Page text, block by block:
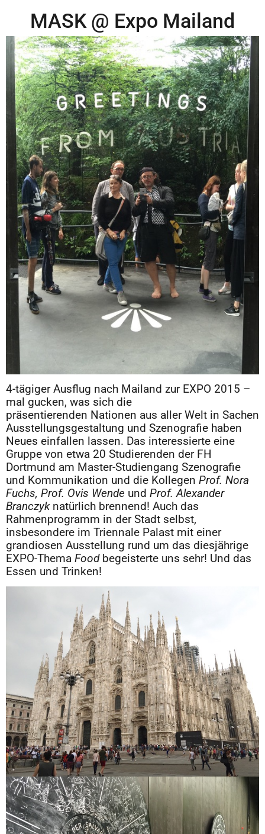
MASK @ Expo Mailand
4-tägiger Ausflug nach Mailand zur EXPO 2015 –
mal gucken, was sich die
präsentierenden Nationen aus aller Welt in Sachen
Ausstellungsgestaltung und Szenografie haben
Neues einfallen lassen. Das interessierte eine
Gruppe von etwa 20 Studierenden der FH
Dortmund am Master-Studiengang Szenografie
und Kommunikation und die Kollegen Prof. Nora
Fuchs, Prof. Ovis Wende und Prof. Alexander
Branczyknatürlich brennend! Auch das
Rahmenprogramm in der Stadt selbst,
insbesondere im Triennale Palast mit einer
grandiosen Ausstellung rund um das diesjährige
EXPO-Thema Foodbegeisterte uns sehr! Und das
Essen und Trinken!